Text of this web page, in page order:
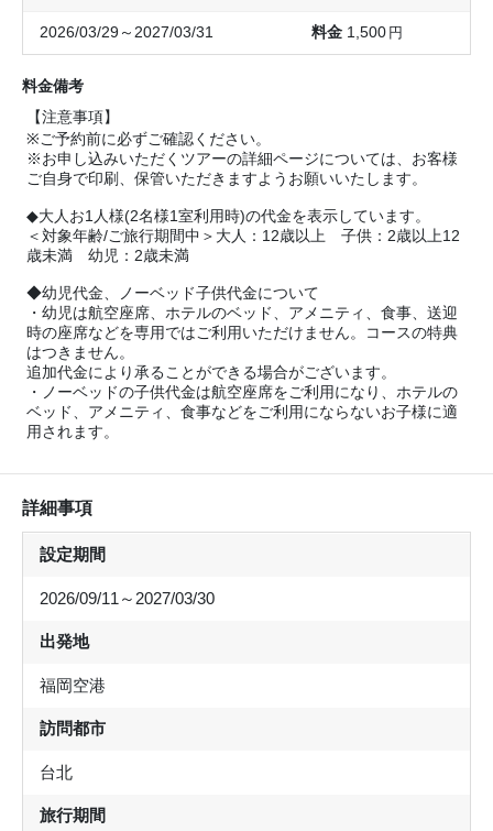
2026/03/29～2027/03/31 1,500 円
料金備考
【注意事項】
※ご予約前に必ずご確認ください。
※お申し込みいただくツアーの詳細ページについては、お客様
ご自身で印刷、保管いただきますようお願いいたします。
◆大人お1人様(2名様1室利用時)の代金を表示しています。
＜対象年齢/ご旅行期間中＞大人：12歳以上 子供：2歳以上12
歳未満 幼児：2歳未満
◆幼児代金、ノーベッド子供代金について
・幼児は航空座席、ホテルのベッド、アメニティ、食事、送迎
時の座席などを専用ではご利用いただけません。コースの特典
はつきません。
追加代金により承ることができる場合がございます。
・ノーベッドの子供代金は航空座席をご利用になり、ホテルの
ベッド、アメニティ、食事などをご利用にならないお子様に適
用されます。
詳細事項
設定期間
2026/09/11～2027/03/30
出発地
福岡空港
訪問都市
台北
旅行期間